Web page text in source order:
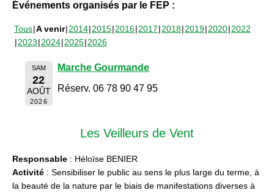
Événements organisés par le FEP :
Tous A venir 2014 2015 2016 2017 2018 2019 2020 2022
2023 2024 2025 2026
SAM
22
AOÛT
2026
Marche Gourmande
Réserv. 06 78 90 47 95
Les Veilleurs de Vent
Responsable : Héloïse BENIER
Activité : Sensibiliser le public au sens le plus large du terme, à
la beauté de la nature par le biais de manifestations diverses à